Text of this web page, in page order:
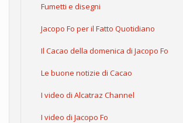
Fumetti e disegni
Jacopo Fo per il Fatto Quotidiano
Il Cacao della domenica di Jacopo Fo
Le buone notizie di Cacao
I video di Alcatraz Channel
I video di Jacopo Fo